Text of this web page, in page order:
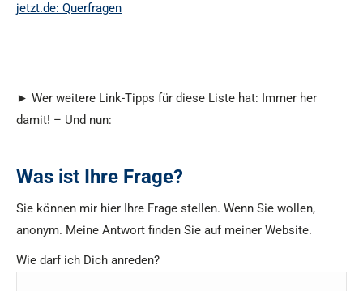
jetzt.de: Querfragen
► Wer weitere Link-Tipps für diese Liste hat: Immer her
damit! – Und nun:
Was ist Ihre Frage?
Sie können mir hier Ihre Frage stellen. Wenn Sie wollen,
anonym. Meine Antwort finden Sie auf meiner Website.
Wie darf ich Dich anreden?